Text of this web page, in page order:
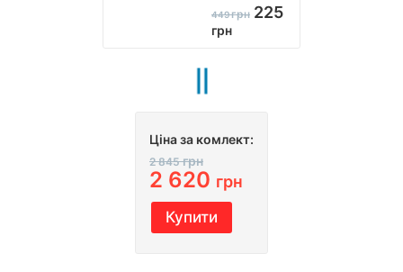
449грн 225
грн
Ціна за комлект:
2 845грн
2 620 грн
Купити